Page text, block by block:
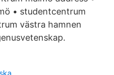
• studentcentrum
västra hamnen